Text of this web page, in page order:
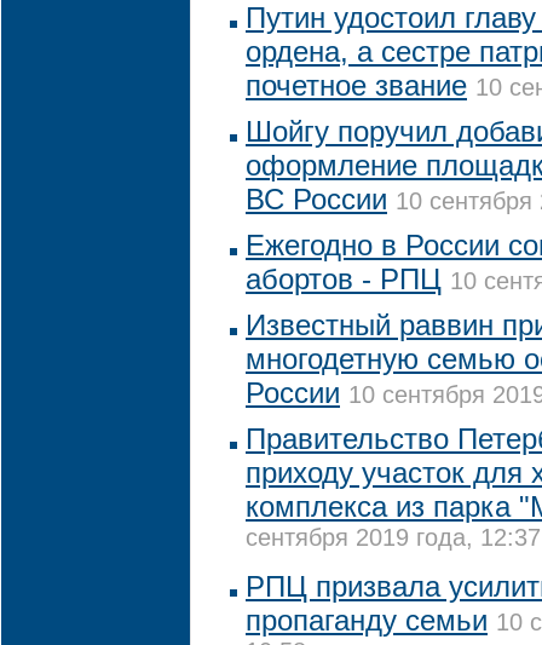
Путин удостоил
ордена, а сестре
почетное звание 10
Шойгу поручил
оформление
ВС России 10
Ежегодно в России
абортов - РПЦ 10
Известный раввин
многодетную семью
России 10 сентября
Правительство
приходу участок для
комплекса из парка
сентября 2019 года, 12:37
РПЦ призвала
пропаганду семьи 10